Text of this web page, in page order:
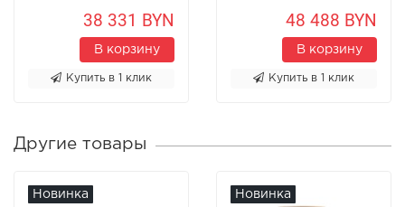
38 331 BYN
В корзину
Купить в 1 клик
48 488 BYN
В корзину
Купить в 1 клик
Другие товары
Новинка Новинка